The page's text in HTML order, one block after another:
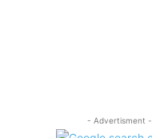
- Advertisment -